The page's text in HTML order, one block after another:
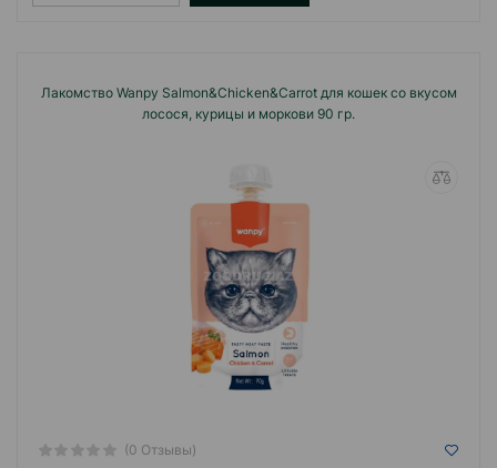
Лакомство Wanpy Salmon&Chicken&Carrot для кошек со вкусом
лосося, курицы и моркови 90 гр.
(0 Отзывы)